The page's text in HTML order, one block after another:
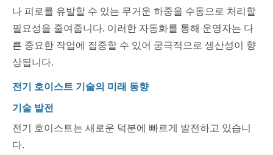
나 피로를 유발할 수 있는 무거운 하중을 수동으로 처리할
필요성을 줄여줍니다. 이러한 자동화를 통해 운영자는 다
른 중요한 작업에 집중할 수 있어 궁극적으로 생산성이 향
상됩니다.
전기 호이스트 기술의 미래 동향
기술 발전
전기 호이스트는 새로운 덕분에 빠르게 발전하고 있습니
다.